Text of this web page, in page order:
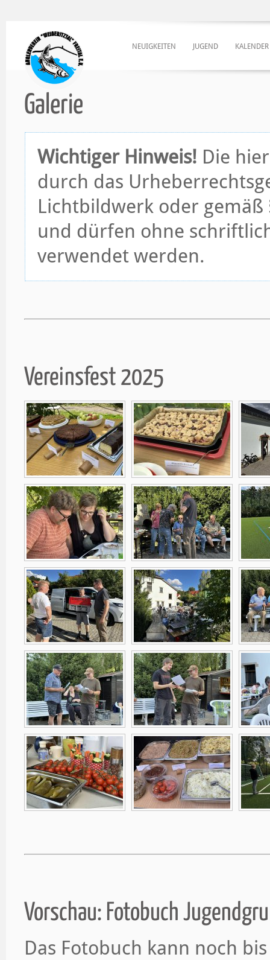
NEUIGKEITEN JUGEND KALENDER
Galerie
Wichtiger Hinweis! Die
durch das
Lichtbildwerk oder gemäß
und dürfen ohne
verwendet werden.
Vereinsfest 2025
Vorschau: Fotobuch
Das Fotobuch kann noch